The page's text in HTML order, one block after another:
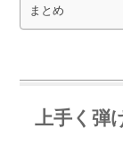
まとめ
上手く弾